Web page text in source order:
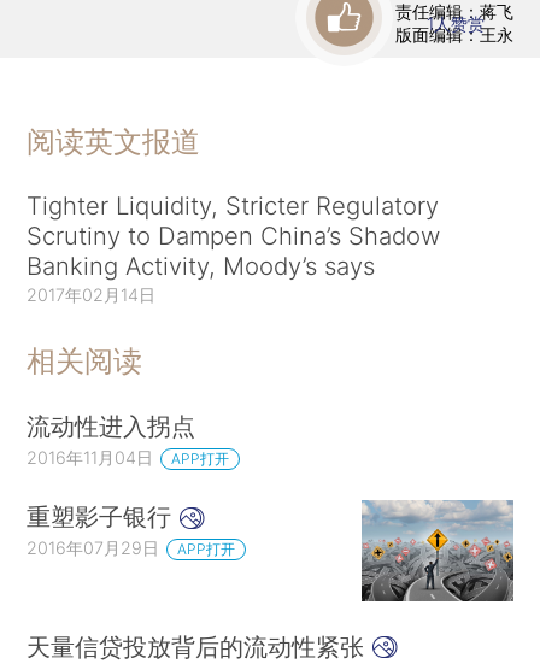
责任编辑：蒋飞
版面编辑：王永
1人赞赏
阅读英文报道
Tighter Liquidity, Stricter Regulatory
Scrutiny to Dampen China’s Shadow
Banking Activity, Moody’s says
2017年02月14日
相关阅读
流动性进入拐点
2016年11月04日 APP打开
重塑影子银行
2016年07月29日 APP打开
天量信贷投放背后的流动性紧张